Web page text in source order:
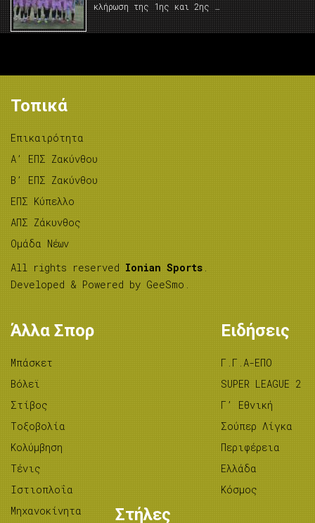
κλήρωση της 1ης και 2ης …
Τοπικά
Επικαιρότητα
A’ ΕΠΣ Ζακύνθου
B’ ΕΠΣ Ζακύνθου
ΕΠΣ Κύπελλο
ΑΠΣ Ζάκυνθος
Ομάδα Νέων
All rights reserved Ionian Sports .
Developed & Powered by GeeSmo .
Άλλα Σπορ
Μπάσκετ
Βόλεϊ
Στίβος
Tοξοβολία
Κολύμβηση
Τένις
Ιστιοπλοΐα
Μηχανοκίνητα
Ειδήσεις
Γ.Γ.Α-ΕΠΟ
SUPER LEAGUE 2
Γ’ Εθνική
Σούπερ Λίγκα
Περιφέρεια
Ελλάδα
Κόσμος
Στήλες